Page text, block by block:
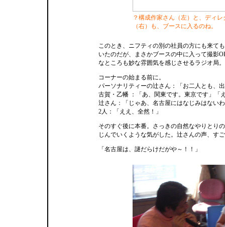
？構成作家さん（左）と、ディ
（右）も、ブースに入るのね。
このとき、ニフティの別の社員の方にも来て
いたのだが、まさかブースの中に入って撮影
なところも妙な雰囲気を感じさせるラジオ局
コーナーの始まる前に。
パーソナリティーの辻さん：「お二人とも、
古賀・乙幡 ：「あ、関東です。東京です」「
辻さん：「じゃあ、名古屋にはなじみはない
2人：「ええ、全然！」
そのすぐ後に本番。さっきの自然なやりとり
じんでいくような気がした。辻さんの声、す
「名古屋は、謎だらけだがや～！！」